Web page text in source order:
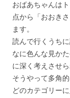
おばあちゃんは
点から「おおき
ます。
読んで行くうち
なに色んな見か
に深く考えさせら
そうやって多角
どのカテゴリー